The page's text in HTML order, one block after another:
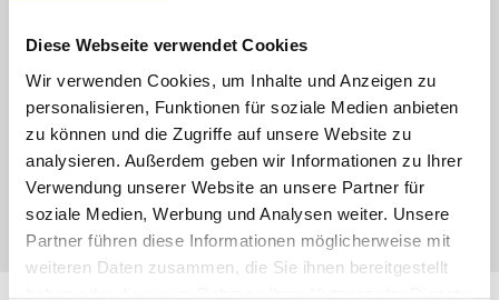
Diese Webseite verwendet Cookies
Wir verwenden Cookies, um Inhalte und Anzeigen zu
personalisieren, Funktionen für soziale Medien anbieten
zu können und die Zugriffe auf unsere Website zu
analysieren. Außerdem geben wir Informationen zu Ihrer
Verwendung unserer Website an unsere Partner für
soziale Medien, Werbung und Analysen weiter. Unsere
Partner führen diese Informationen möglicherweise mit
weiteren Daten zusammen, die Sie ihnen bereitgestellt
haben oder die sie im Rahmen Ihrer Nutzung der Dienste
elektronisch erhoben und gespeichert werden.
Hinweis: Sie können Ihre Einwilligung jederzeit für die Zukunft per E-Mail
an info@hegerich-immobilien.de widerrufen. *
* Pflichtfelder
Absenden